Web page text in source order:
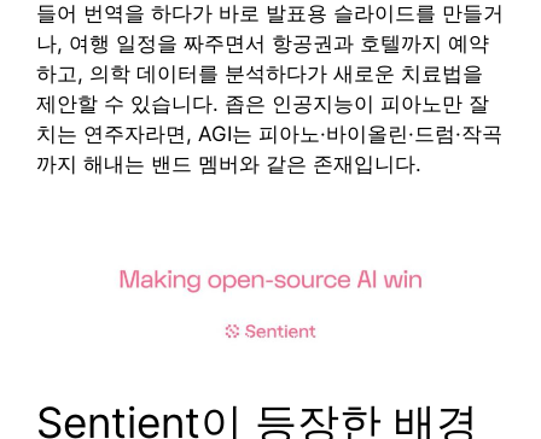
들어 번역을 하다가 바로 발표용 슬라이드를 만들거
나, 여행 일정을 짜주면서 항공권과 호텔까지 예약
하고, 의학 데이터를 분석하다가 새로운 치료법을
제안할 수 있습니다. 좁은 인공지능이 피아노만 잘
치는 연주자라면, AGI는 피아노·바이올린·드럼·작곡
까지 해내는 밴드 멤버와 같은 존재입니다.
Sentient이 등장한 배경